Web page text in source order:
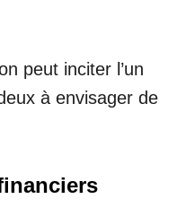
peut inciter l’un
à envisager de